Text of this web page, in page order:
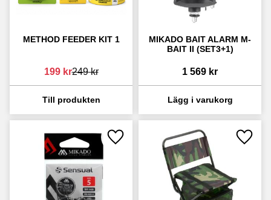
METHOD FEEDER KIT 1
199kr249kr
MIKADO BAIT ALARM M-
BAIT II (SET3+1)
1 569 kr
Lägg till i favoriter Lägg